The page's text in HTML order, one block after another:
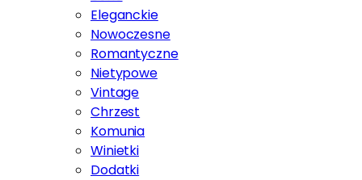
Eleganckie
Nowoczesne
Romantyczne
Nietypowe
Vintage
Chrzest
Komunia
Winietki
Dodatki